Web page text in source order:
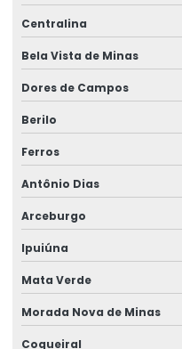
Centralina
Bela Vista de Minas
Dores de Campos
Berilo
Ferros
Antônio Dias
Arceburgo
Ipuiúna
Mata Verde
Morada Nova de Minas
Coqueiral